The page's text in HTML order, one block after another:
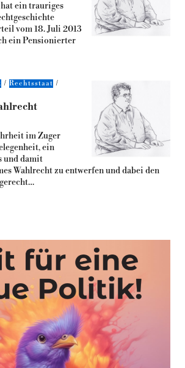
ein trauriges
vom 18. Juli 2013
ein Pensionierter
Rechtsstaat
im Zuger
ein
und damit
Wahlrecht zu entwerfen und dabei den